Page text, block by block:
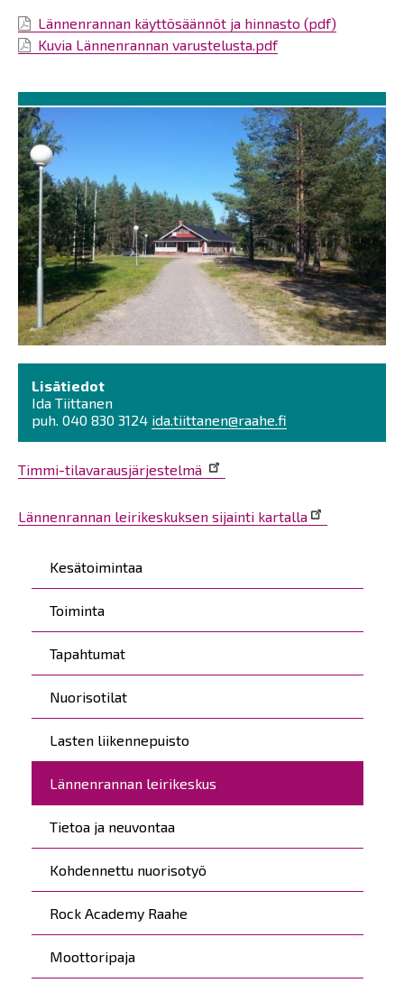
Päävalikko
Kesätoimintaa
Toiminta
Tapahtumat
Nuorisotilat
Lasten liikennepuisto
Lännenrannan leirikeskus
Tietoa ja neuvontaa
Kohdennettu nuorisotyö
Rock Academy Raahe
Moottoripaja
Lännenrannan käyttösäännöt ja hinnasto (pdf)
Kuvia Lännenrannan varustelusta.pdf
Lisätiedot
Ida Tiittanen
puh. 040 830 3124 ida.tiittanen@raahe.fi
Timmi-tilavarausjärjestelmä
Lännenrannan leirikeskuksen sijainti kartalla